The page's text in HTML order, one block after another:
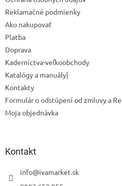
Reklamačné podmienky
Ako nakupovať
Platba
Doprava
Kaderníctva-veľkoobchody
Katalógy a manuály|
Kontakty
Formulár o odstúpení od zmluvy a
Moja objednávka
Kontakt
info@ivamarket.sk